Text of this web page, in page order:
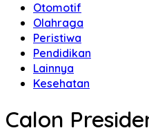
Otomotif
Olahraga
Peristiwa
Pendidikan
Lainnya
Kesehatan
Calon